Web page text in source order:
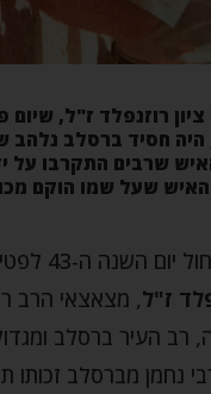
היה חסיד ברסלב נלהב
שרבים התקרבו על
שעל שמו הוקם
השנה ה-43 לפטירתו של
ז"ל, מצאצאי הרב
רב העיר ברסלב
נחמן מברסלב זכותו